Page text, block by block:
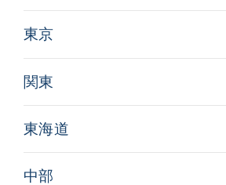
東京
関東
東海道
中部